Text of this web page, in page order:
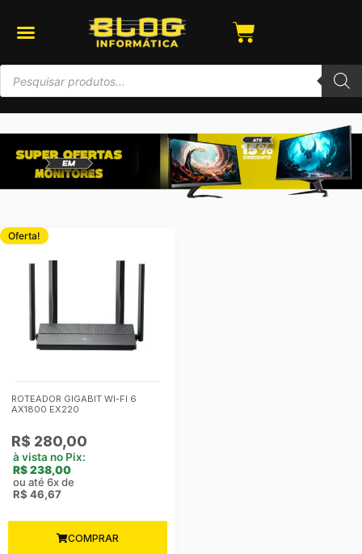
Oferta!
ROTEADOR GIGABIT WI-FI 6
AX1800 EX220
R$ 280,00
à vista no Pix:
R$238,00
ou até 6x de
R$ 46,67
COMPRAR